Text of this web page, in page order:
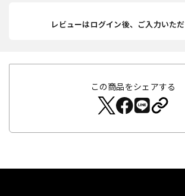
レビューはログイン後、ご入力いただ
この商品をシェアする